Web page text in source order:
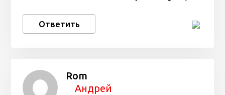
Ответить
Rom
Андрей